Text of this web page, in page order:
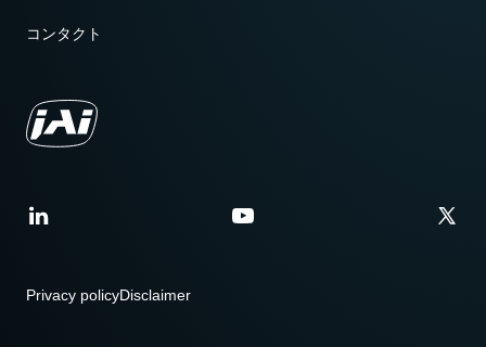
コンタクト
Privacy policyDisclaimer